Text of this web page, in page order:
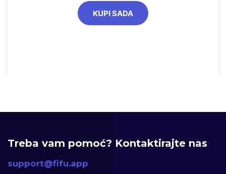
KUPI SADA
Treba vam pomoć? Kontaktirajte nas
support@fifu.app